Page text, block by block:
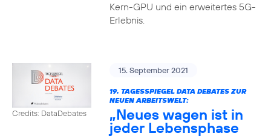
Kern-GPU und ein erweitertes 5G-
Erlebnis.
Credits: DataDebates
15. September 2021
19. TAGESSPIEGEL DATA DEBATES ZUR
NEUEN ARBEITSWELT:
„Neues wagen ist in
jeder Lebensphase